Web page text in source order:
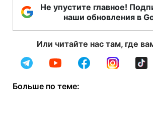
Не упустите главное!
наши обновления в
Или читайте нас там, где
Больше по теме: